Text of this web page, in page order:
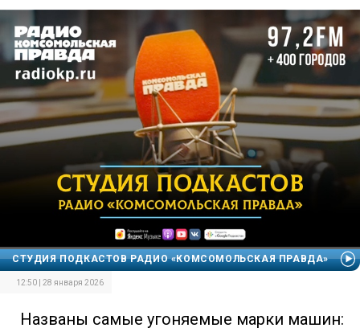
СТУДИЯ ПОДКАСТОВ РАДИО «КОМСОМОЛЬСКАЯ ПРАВДА»
12:50 | 28 января 2026
Названы самые угоняемые марки машин: